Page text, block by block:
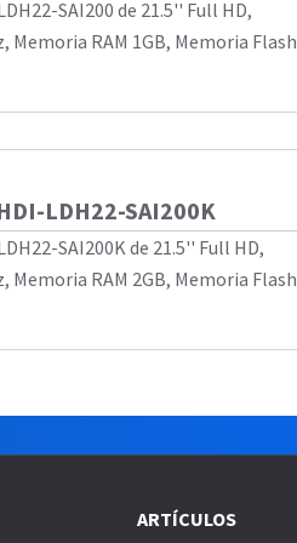
SAI200 de 21.5'' Full HD,
Memoria RAM 1GB, Memoria Flash
LDH22-SAI200K
SAI200K de 21.5'' Full HD,
Memoria RAM 2GB, Memoria Flash
ARTÍCULOS